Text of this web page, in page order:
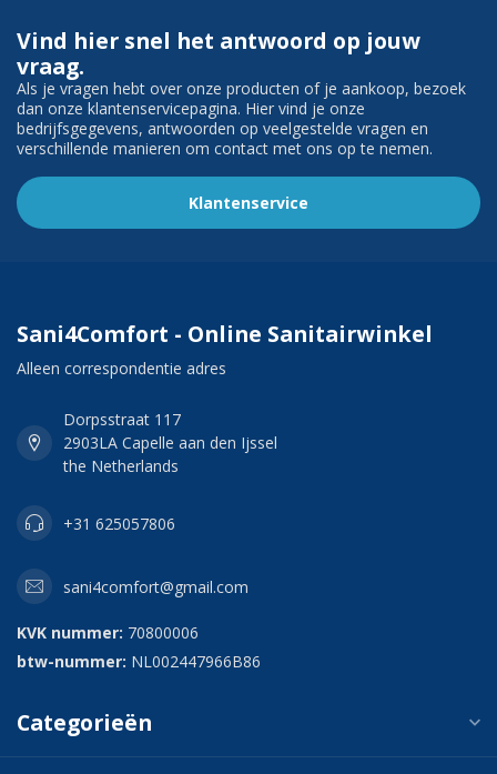
Vind hier snel het antwoord op jouw
vraag.
Als je vragen hebt over onze producten of je aankoop, bezoek
dan onze klantenservicepagina. Hier vind je onze
bedrijfsgegevens, antwoorden op veelgestelde vragen en
verschillende manieren om contact met ons op te nemen.
Klantenservice
Sani4Comfort - Online Sanitairwinkel
Alleen correspondentie adres
Dorpsstraat 117
2903LA Capelle aan den Ijssel
the Netherlands
+31 625057806
sani4comfort@gmail.com
KVK nummer: 70800006
btw-nummer: NL002447966B86
Categorieën